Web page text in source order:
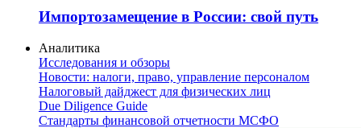
Импортозамещение в России: свой путь
Аналитика
Исследования и обзоры
Новости: налоги, право, управление персоналом
Налоговый дайджест для физических лиц
Due Diligence Guide
Стандарты финансовой отчетности МСФО